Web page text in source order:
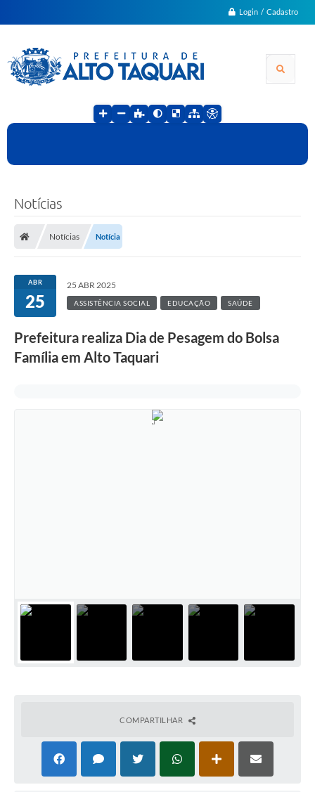
Login / Cadastro
Notícias
Notícias Notícia
ABR
25
25 ABR 2025
ASSISTÊNCIA SOCIAL EDUCAÇÃO SAÚDE
Prefeitura realiza Dia de Pesagem do Bolsa
Família em Alto Taquari
COMPARTILHAR